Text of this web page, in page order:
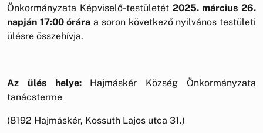
Önkormányzata Képviselő-testületét 2025. március 26.
napján 17:00 óráraa soron következő nyilvános testületi
ülésre összehívja.
Az ülés helye:Hajmáskér Község Önkormányzata
tanácsterme
(8192 Hajmáskér, Kossuth Lajos utca 31.)